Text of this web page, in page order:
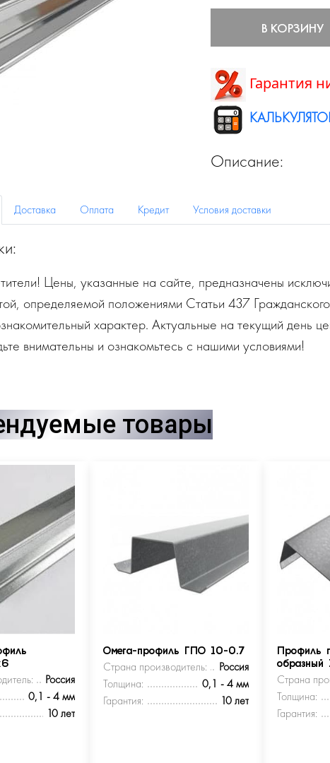
В КОРЗИНУ
Гарантия
Описание:
Доставка Оплата Кредит Условия доставки
Цены, указанные на сайте, предназначены
определяемой положениями Статьи 437
характер. Актуальные на текущий день
внимательны и ознакомьтесь с нашими условиями!
товары
Россия
0,1 - 4 мм
10 лет
Омега-профиль ГПО 10-0.7
Страна производитель:
Россия
Толщина:
0,1 - 4 мм
Гарантия:
10 лет
Профиль
Страна
Толщина:
Гарантия: